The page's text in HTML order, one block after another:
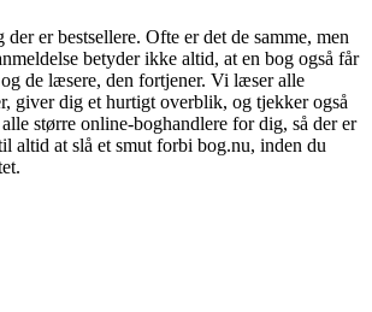
er bestsellere. Ofte er det de samme, men
betyder ikke altid, at en bog også får
de læsere, den fortjener. Vi læser alle
giver dig et hurtigt overblik, og tjekker også
større online-boghandlere for dig, så der er
altid at slå et smut forbi bog.nu, inden du